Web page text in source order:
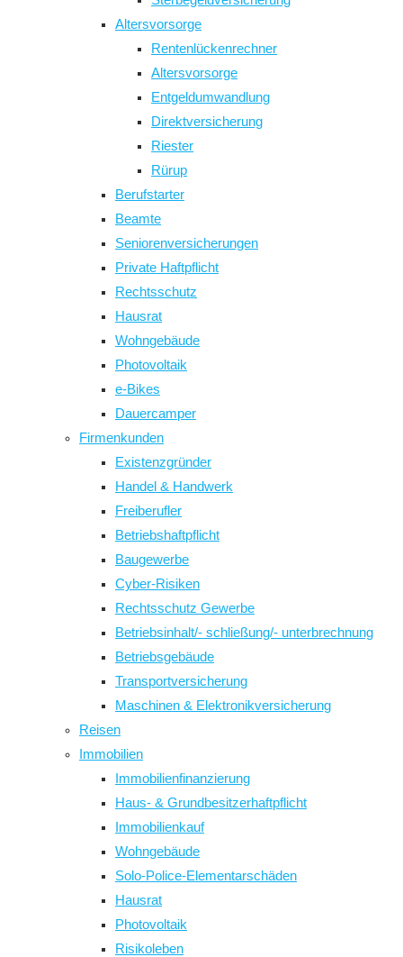
Altersvorsorge
Rentenlückenrechner
Altersvorsorge
Entgeldumwandlung
Direktversicherung
Riester
Rürup
Berufstarter
Beamte
Seniorenversicherungen
Private Haftpflicht
Rechtsschutz
Hausrat
Wohngebäude
Photovoltaik
e-Bikes
Dauercamper
Firmenkunden
Existenzgründer
Handel & Handwerk
Freiberufler
Betriebshaftpflicht
Baugewerbe
Cyber-Risiken
Rechtsschutz Gewerbe
Betriebsinhalt/- schließung/- unterbrechnung
Betriebsgebäude
Transportversicherung
Maschinen & Elektronikversicherung
Reisen
Immobilien
Immobilienfinanzierung
Haus- & Grundbesitzerhaftpflicht
Immobilienkauf
Wohngebäude
Solo-Police-Elementarschäden
Hausrat
Photovoltaik
Risikoleben